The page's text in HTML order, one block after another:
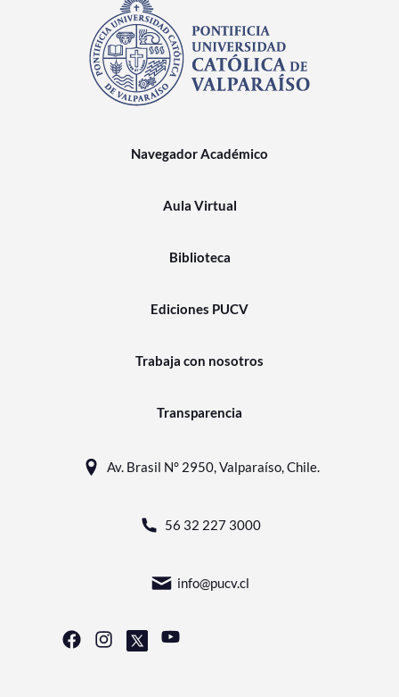
Navegador Académico
Aula Virtual
Biblioteca
Ediciones PUCV
Trabaja con nosotros
Transparencia
Av. Brasil N° 2950, Valparaíso, Chile.
56 32 227 3000
info@pucv.cl